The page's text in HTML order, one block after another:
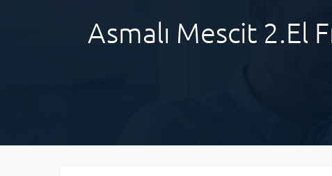
Asmalı Mescit 2.El